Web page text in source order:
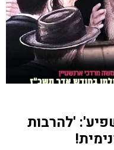
'להרבות